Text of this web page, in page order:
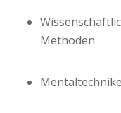
Methoden